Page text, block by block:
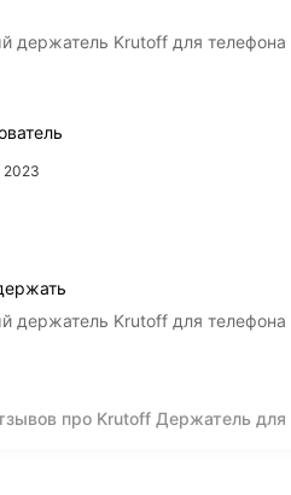
держатель Krutoff для телефона
2023
держатель Krutoff для телефона
про Krutoff Держатель для